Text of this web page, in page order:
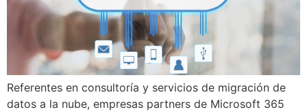
Referentes en consultoría y servicios de migración de
datos a la nube, empresas partners de Microsoft 365